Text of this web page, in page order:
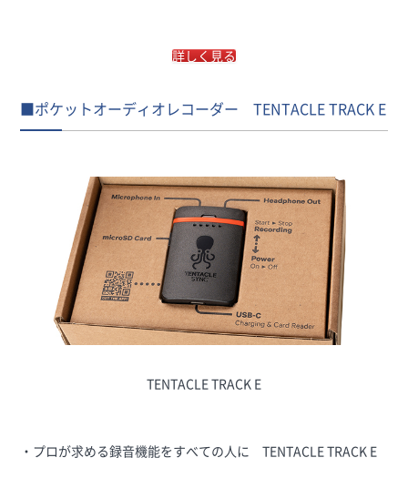
詳しく見る
■ポケットオーディオレコーダー TENTACLE TRACK E
TENTACLE TRACK E
・プロが求める録音機能をすべての人に TENTACLE TRACK E